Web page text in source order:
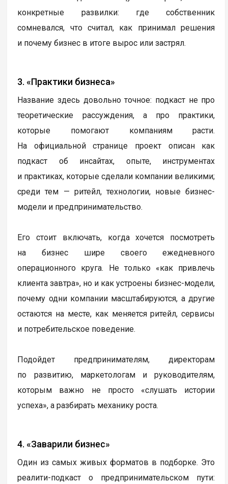
конкретные развилки: где собственник
сомневался, что считал, как принимал решения
и почему бизнес в итоге вырос или застрял.
3. «Практики бизнеса»
Название здесь довольно точное: подкаст не про
теоретические рассуждения, а про практики,
которые помогают компаниям расти.
На официальной странице проект описан как
подкаст об инсайтах, опыте, инструментах
и практиках, которые сделали компании великими;
среди тем — ритейл, технологии, новые бизнес-
модели и предпринимательство.
Его стоит включать, когда хочется посмотреть
на бизнес шире своего ежедневного
операционного круга. Не только «как привлечь
клиента завтра», но и как устроены бизнес-модели,
почему одни компании масштабируются, а другие
остаются на месте, как меняется ритейл, сервисы
и потребительское поведение.
Подойдет предпринимателям, директорам
по развитию, маркетологам и руководителям,
которым важно не просто «слушать истории
успеха», а разбирать механику роста.
4. «Заварили бизнес»
Один из самых живых форматов в подборке. Это
реалити-подкаст о предпринимательском пути: